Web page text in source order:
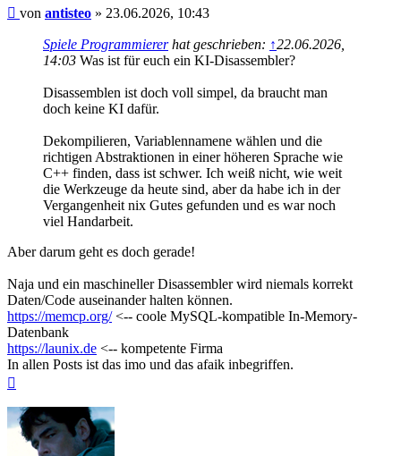
Beitrag
von antisteo » 23.06.2026, 10:43
Spiele Programmiererhat geschrieben: ↑22.06.2026,
14:03 Was ist für euch ein KI-Disassembler?
Disassemblen ist doch voll simpel, da braucht man
doch keine KI dafür.
Dekompilieren, Variablennamene wählen und die
richtigen Abstraktionen in einer höheren Sprache wie
C++ finden, dass ist schwer. Ich weiß nicht, wie weit
die Werkzeuge da heute sind, aber da habe ich in der
Vergangenheit nix Gutes gefunden und es war noch
viel Handarbeit.
Aber darum geht es doch gerade!
Naja und ein maschineller Disassembler wird niemals korrekt
Daten/Code auseinander halten können.
https://memcp.org/<-- coole MySQL-kompatible In-Memory-
Datenbank
https://launix.de <-- kompetente Firma
In allen Posts ist das imo und das afaik inbegriffen.